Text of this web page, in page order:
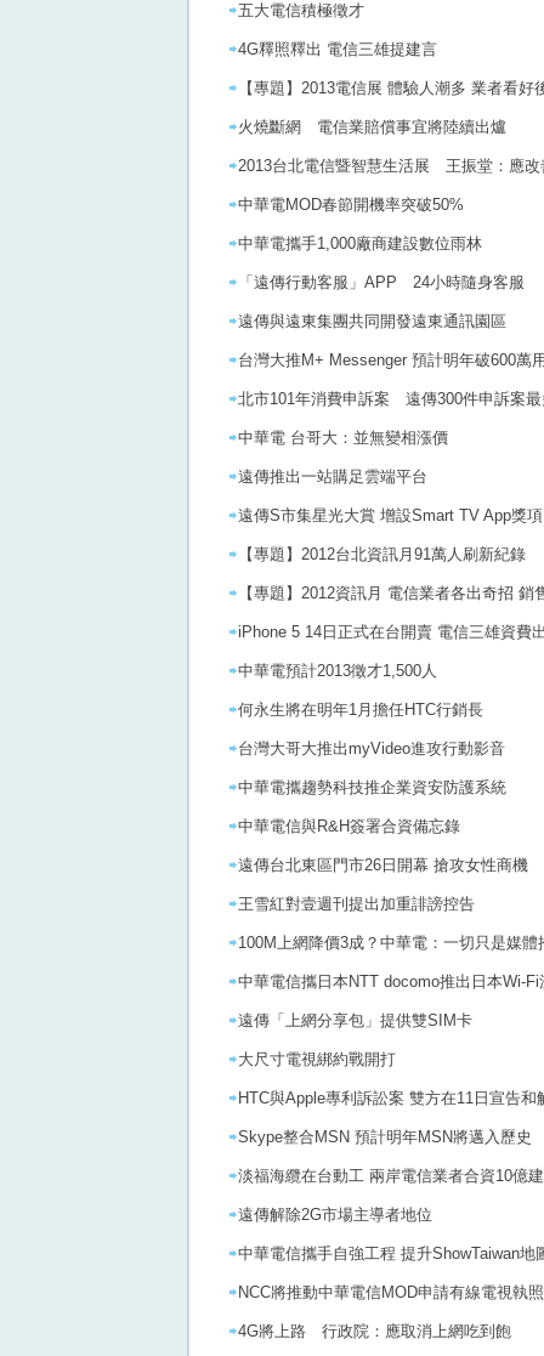
五大電信積極徵才
4G釋照釋出 電信三雄提建言
【專題】2013電信展 體驗人潮多 業者看好
火燒斷網 電信業賠償事宜將陸續出爐
2013台北電信暨智慧生活展 王振堂：應
中華電MOD春節開機率突破50%
中華電攜手1,000廠商建設數位雨林
「遠傳行動客服」APP 24小時隨身客服
遠傳與遠東集團共同開發遠東通訊園區
台灣大推M+ Messenger 預計明年破600萬
北市101年消費申訴案 遠傳300件申訴案
中華電 台哥大：並無變相漲價
遠傳推出一站購足雲端平台
遠傳S市集星光大賞 增設Smart TV App獎項
【專題】2012台北資訊月91萬人刷新紀錄
【專題】2012資訊月 電信業者各出奇招 銷
iPhone 5 14日正式在台開賣 電信三雄資費
中華電預計2013徵才1,500人
何永生將在明年1月擔任HTC行銷長
台灣大哥大推出myVideo進攻行動影音
中華電攜趨勢科技推企業資安防護系統
中華電信與R&H簽署合資備忘錄
遠傳台北東區門市26日開幕 搶攻女性商機
王雪紅對壹週刊提出加重誹謗控告
100M上網降價3成？中華電：一切只是媒體
中華電信攜日本NTT docomo推出日本Wi-Fi
遠傳「上網分享包」提供雙SIM卡
大尺寸電視綁約戰開打
HTC與Apple專利訴訟案 雙方在11日宣告和
Skype整合MSN 預計明年MSN將邁入歷史
淡福海纜在台動工 兩岸電信業者合資10億
遠傳解除2G市場主導者地位
中華電信攜手自強工程 提升ShowTaiwan地
NCC將推動中華電信MOD申請有線電視執照
4G將上路 行政院：應取消上網吃到飽